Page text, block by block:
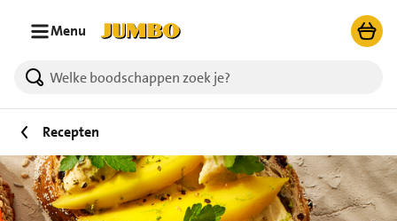
Menu
Recepten